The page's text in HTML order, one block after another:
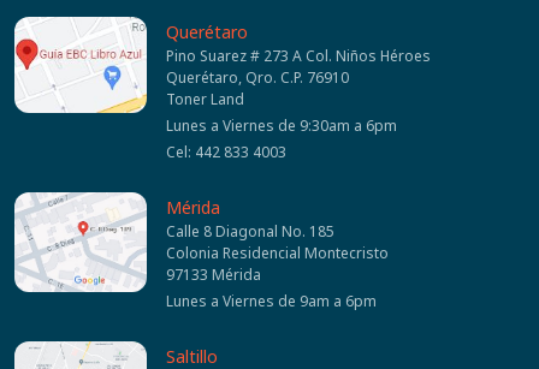
Querétaro
Pino Suarez # 273 A Col. Niños Héroes
Querétaro, Qro. C.P. 76910
Toner Land
Lunes a Viernes de 9:30am a 6pm
Cel: 442 833 4003
Mérida
Calle 8 Diagonal No. 185
Colonia Residencial Montecristo
97133 Mérida
Lunes a Viernes de 9am a 6pm
Saltillo